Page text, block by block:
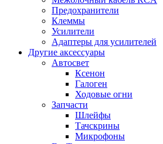
Предохранители
Клеммы
Усилители
Адаптеры для усилителей
Другие аксессуары
Автосвет
Ксенон
Галоген
Ходовые огни
Запчасти
Шлейфы
Тачскрины
Микрофоны